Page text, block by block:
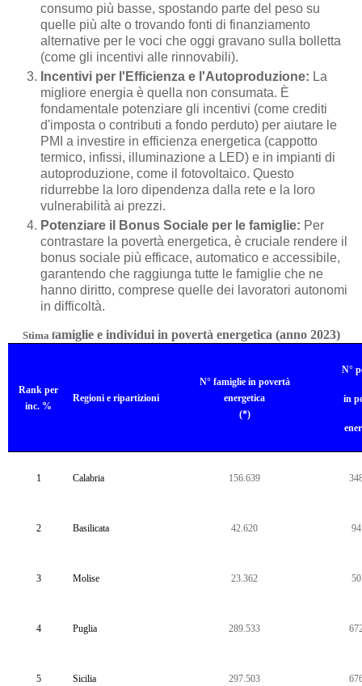
consumo più basse, spostando parte del peso su
quelle più alte o trovando fonti di finanziamento
alternative per le voci che oggi gravano sulla bolletta
(come gli incentivi alle rinnovabili).
Incentivi per l'Efficienza e l'Autoproduzione: La
migliore energia è quella non consumata. È
fondamentale potenziare gli incentivi (come crediti
d'imposta o contributi a fondo perduto) per aiutare le
PMI a investire in efficienza energetica (cappotto
termico, infissi, illuminazione a LED) e in impianti di
autoproduzione, come il fotovoltaico. Questo
ridurrebbe la loro dipendenza dalla rete e la loro
vulnerabilità ai prezzi.
Potenziare il Bonus Sociale per le famiglie: Per
contrastare la povertà energetica, è cruciale rendere il
bonus sociale più efficace, automatico e accessibile,
garantendo che raggiunga tutte le famiglie che ne
hanno diritto, comprese quelle dei lavoratori autonomi
in difficoltà.
Stima famiglie e individui in povertà energetica (anno 2023)
Rank per
inc. %
Regioni e ripartizioni
N° famiglie in povertà
energetica
(*)
N°
in
1 Calabria 156.639
2 Basilicata 42.620
3 Molise 23.362
4 Puglia 289.533
5 Sicilia 297.503